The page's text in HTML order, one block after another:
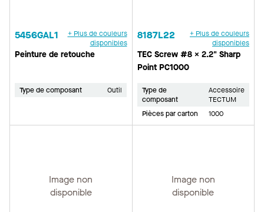
5456GAL1
+ Plus de couleurs
disponibles
Peinture de retouche
Type de composant Outil
8187L22
+ Plus de couleurs
disponibles
TEC Screw #8 x 2.2" Sharp
Point PC1000
Type de
composant
Accessoire
TECTUM
Pièces par carton
1000
Image non
disponible
Image non
disponible